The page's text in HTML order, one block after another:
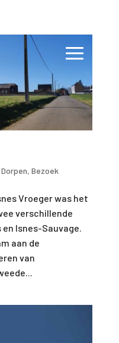
Dorpen, Bezoek
Vroeger was het
verschillende
Isnes-Sauvage.
aan de
van